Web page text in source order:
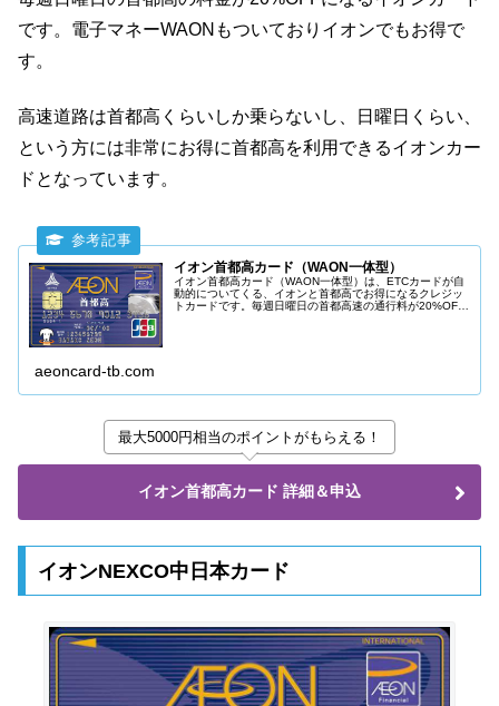
です。電子マネーWAONもついておりイオンでもお得で
す。
高速道路は首都高くらいしか乗らないし、日曜日くらい、
という方には非常にお得に首都高を利用できるイオンカー
ドとなっています。
イオン首都高カード（WAON一体型）
イオン首都高カード（WAON一体型）は、ETCカードが自
動的についてくる、イオンと首都高でお得になるクレジッ
トカードです。毎週日曜日の首都高速の通行料が20%OFF
aeoncard-tb.com
最大5000円相当のポイントがもらえる！
イオン首都高カード 詳細＆申込
イオンNEXCO中日本カード